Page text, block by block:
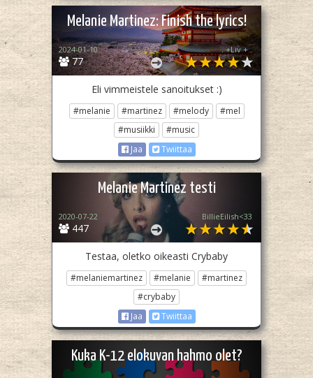
Melanie Martinez: Finish the lyrics!
77
2024-01-10 . +Liv + .
Eli vimmeistele sanoitukset :)
#melanie #martinez #melody
#mel
#musiikki
#music
Jaa
Twiittaa
Melanie Martinez testi
447
2020-07-22 BillieEilish<33
Testaa, oletko oikeasti Crybaby
#melaniemartinez #melanie
#martinez
#crybaby
Jaa
Twiittaa
Kuka K-12 elokuvan hahmo olet?